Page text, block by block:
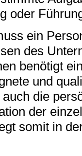
oder
ein
des
benötigt
und
die
der
somit in